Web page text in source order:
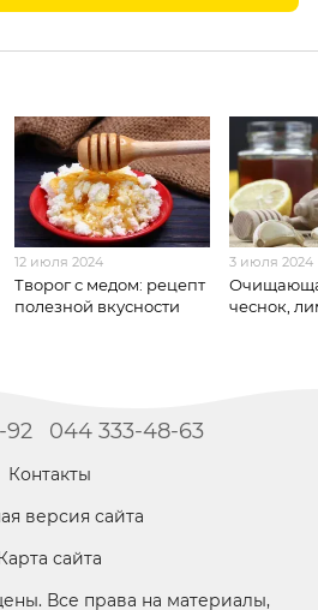
12 июля 2024
Творог с медом: рецепт
полезной вкусности
3 июля 2024
чеснок,
92 044 333-48-63
Контакты
версия сайта
сайта
Все права на материалы,